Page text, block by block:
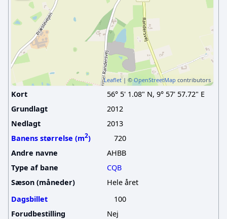
Leaflet | ©OpenStreetMap contributors
Kort
56° 5' 1.08" N, 9° 57' 57.72" E
Grundlagt
2012
Nedlagt
2013
Banens størrelse (m2)
720
Andre navne
AHBB
Type af bane
CQB
Sæson (måneder)
Hele året
Dagsbillet
100
Forudbestilling
Nej